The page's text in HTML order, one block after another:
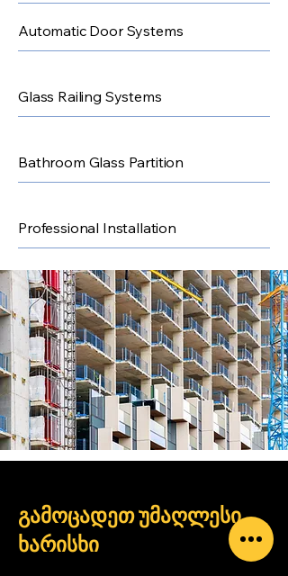
Automatic Door Systems
Glass Railing Systems
Bathroom Glass Partition
Professional Installation
გამოცადეთ უმაღლესი
ხარისხი